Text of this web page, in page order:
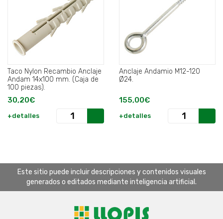
Taco Nylon Recambio Anclaje
Andam 14x100 mm. (Caja de
100 piezas).
30,20€
+detalles
Anclaje Andamio M12-120
Ø24.
155,00€
+detalles
Este sitio puede incluir descripciones y contenidos visuales
generados o editados mediante inteligencia artificial.